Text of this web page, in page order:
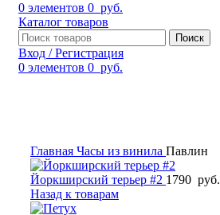
0 элементов 0 руб.
Каталог товаров
Поиск
Вход / Регистрация
0 элементов 0 руб.
Главная Часы из винила Павлин
Йоркширский терьер #2 1790 руб.
Назад к товарам